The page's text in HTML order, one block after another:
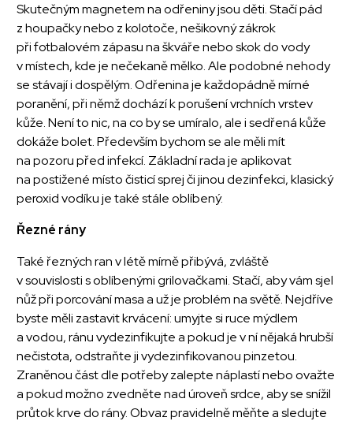
Skutečným magnetem na odřeniny jsou děti. Stačí pád
z houpačky nebo z kolotoče, nešikovný zákrok
při fotbalovém zápasu na škváře nebo skok do vody
v místech, kde je nečekaně mělko. Ale podobné nehody
se stávají i dospělým. Odřenina je každopádně mírné
poranění, při němž dochází k porušení vrchních vrstev
kůže. Není to nic, na co by se umíralo, ale i sedřená kůže
dokáže bolet. Především bychom se ale měli mít
na pozoru před infekcí. Základní rada je aplikovat
na postižené místo čisticí sprej či jinou dezinfekci, klasický
peroxid vodíku je také stále oblíbený.
Řezné rány
Také řezných ran v létě mírně přibývá, zvláště
v souvislosti s oblíbenými grilovačkami. Stačí, aby vám sjel
nůž při porcování masa a už je problém na světě. Nejdříve
byste měli zastavit krvácení: umyjte si ruce mýdlem
a vodou, ránu vydezinfikujte a pokud je v ní nějaká hrubší
nečistota, odstraňte ji vydezinfikovanou pinzetou.
Zraněnou část dle potřeby zalepte náplastí nebo ovažte
a pokud možno zvedněte nad úroveň srdce, aby se snížil
průtok krve do rány. Obvaz pravidelně měňte a sledujte